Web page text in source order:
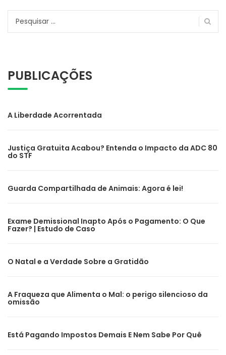
Pesquisar
PUBLICAÇÕES
A Liberdade Acorrentada
Justiça Gratuita Acabou? Entenda o Impacto da ADC 80
do STF
Guarda Compartilhada de Animais: Agora é lei!
Exame Demissional Inapto Após o Pagamento: O Que
Fazer? | Estudo de Caso
O Natal e a Verdade Sobre a Gratidão
A Fraqueza que Alimenta o Mal: o perigo silencioso da
omissão
Está Pagando Impostos Demais E Nem Sabe Por Quê